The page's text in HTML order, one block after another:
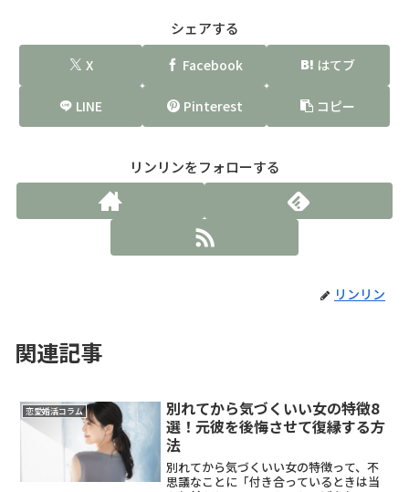
シェアする
X Facebook はてブ
LINE Pinterest コピー
リンリンをフォローする
リンリン
関連記事
恋愛婚活コラム
別れてから気づくいい女の特徴8
選！元彼を後悔させて復縁する方
法
別れてから気づくいい女の特徴って、不
思議なことに「付き合っているときは当